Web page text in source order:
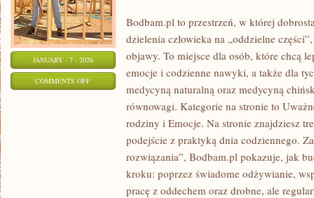
JANUARY - 7 - 2026
COMMENTS OFFON
Bodbam.pl to przestrzeń, w której
dzielenia człowieka na „oddzielne
objawy. To miejsce dla osób, które chcą
emocje i codzienne nawyki, a także dla
medycyną naturalną oraz medycyną
równowagi. Kategorie na stronie to
rodziny i Emocje. Na stronie znajdziesz
podejście z praktyką dnia codziennego.
rozwiązania”, Bodbam.pl pokazuje, jak
kroku: poprzez świadome odżywianie,
pracę z oddechem oraz drobne, ale